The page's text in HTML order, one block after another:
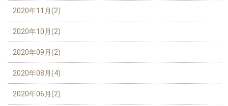
2020年11月(2)
2020年10月(2)
2020年09月(2)
2020年08月(4)
2020年06月(2)